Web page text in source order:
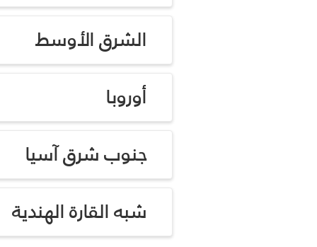
الشرق الأوسط
أوروبا
جنوب شرق آسيا
شبه القارة الهندية